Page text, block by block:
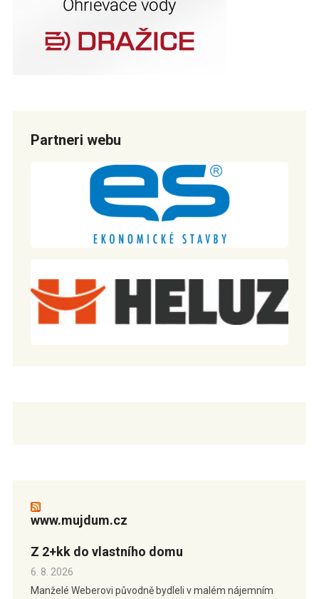
Partneri webu
www.mujdum.cz
Z 2+kk do vlastního domu
6. 8. 2026
Manželé Weberovi původně bydleli v malém nájemním